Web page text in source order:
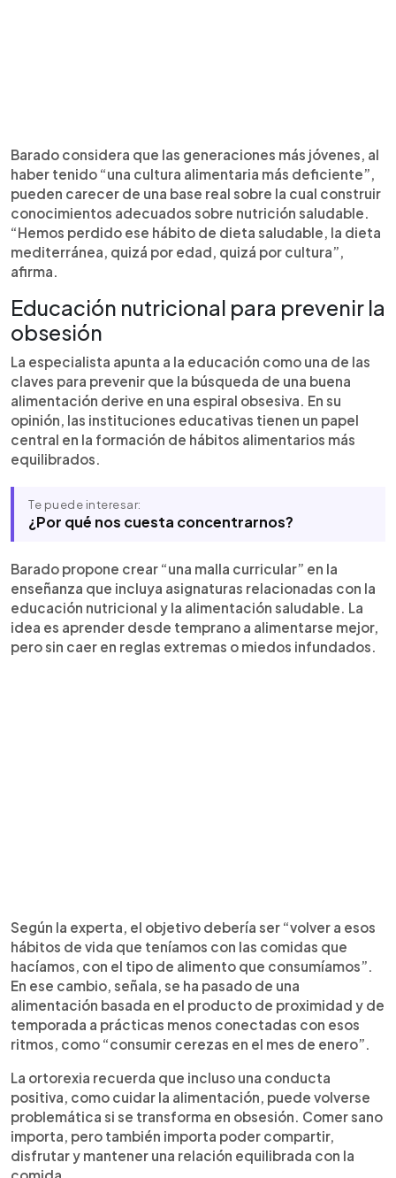
Barado considera que las generaciones más jóvenes, al
haber tenido “una cultura alimentaria más deficiente”,
pueden carecer de una base real sobre la cual construir
conocimientos adecuados sobre nutrición saludable.
“Hemos perdido ese hábito de dieta saludable, la dieta
mediterránea, quizá por edad, quizá por cultura”,
afirma.
Educación nutricional para prevenir la
obsesión
La especialista apunta a la educación como una de las
claves para prevenir que la búsqueda de una buena
alimentación derive en una espiral obsesiva. En su
opinión, las instituciones educativas tienen un papel
central en la formación de hábitos alimentarios más
equilibrados.
Te puede interesar:
¿Por qué nos cuesta concentrarnos?
Barado propone crear “una malla curricular” en la
enseñanza que incluya asignaturas relacionadas con la
educación nutricional y la alimentación saludable. La
idea es aprender desde temprano a alimentarse mejor,
pero sin caer en reglas extremas o miedos infundados.
Según la experta, el objetivo debería ser “volver a esos
hábitos de vida que teníamos con las comidas que
hacíamos, con el tipo de alimento que consumíamos”.
En ese cambio, señala, se ha pasado de una
alimentación basada en el producto de proximidad y de
temporada a prácticas menos conectadas con esos
ritmos, como “consumir cerezas en el mes de enero”.
La ortorexia recuerda que incluso una conducta
positiva, como cuidar la alimentación, puede volverse
problemática si se transforma en obsesión. Comer sano
importa, pero también importa poder compartir,
disfrutar y mantener una relación equilibrada con la